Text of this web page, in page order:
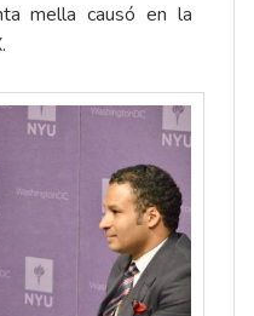
mella causó en la